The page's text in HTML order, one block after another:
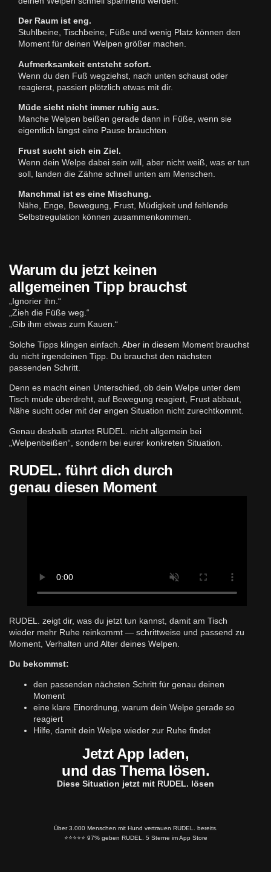
Der Raum ist eng.
Stuhlbeine, Tischbeine, Füße und wenig Platz können den
Moment für deinen Welpen größer machen.
Aufmerksamkeit entsteht sofort.
Wenn du den Fuß wegziehst, nach unten schaust oder
reagierst, passiert plötzlich etwas mit dir.
Müde sieht nicht immer ruhig aus.
Manche Welpen beißen gerade dann in Füße, wenn sie
eigentlich längst eine Pause bräuchten.
Frust sucht sich ein Ziel.
Wenn dein Welpe dabei sein will, aber nicht weiß, was er tun
soll, landen die Zähne schnell unten am Menschen.
Manchmal ist es eine Mischung.
Nähe, Enge, Bewegung, Frust, Müdigkeit und fehlende
Selbstregulation können zusammenkommen.
Warum du jetzt keinen
allgemeinen Tipp brauchst
„Ignorier ihn.“
„Zieh die Füße weg.“
„Gib ihm etwas zum Kauen.“
Solche Tipps klingen einfach. Aber in diesem Moment brauchst
du nicht irgendeinen Tipp. Du brauchst den nächsten
passenden Schritt.
Denn es macht einen Unterschied, ob dein Welpe unter dem
Tisch müde überdreht, auf Bewegung reagiert, Frust abbaut,
Nähe sucht oder mit der engen Situation nicht zurechtkommt.
Genau deshalb startet RUDEL. nicht allgemein bei
„Welpenbeißen“, sondern bei eurer konkreten Situation.
RUDEL. führt dich durch
genau diesen Moment
RUDEL. zeigt dir, was du jetzt tun kannst, damit am Tisch
wieder mehr Ruhe reinkommt — schrittweise und passend zu
Moment, Verhalten und Alter deines Welpen.
Du bekommst:
den passenden nächsten Schritt für genau deinen
Moment
eine klare Einordnung, warum dein Welpe gerade so
reagiert
Hilfe, damit dein Welpe wieder zur Ruhe findet
Jetzt App laden,
und das Thema lösen.
Diese Situation jetzt mit RUDEL. lösen
Über 3.000 Menschen mit Hund vertrauen RUDEL. bereits.
⭐️⭐️⭐️⭐️⭐️ 97% geben RUDEL. 5 Sterne im App Store